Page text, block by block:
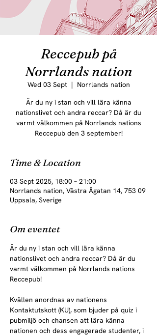
Reccepub på
Norrlands nation
Wed 03 Sept
  |
Norrlands nation
Är du ny i stan och vill lära känna
nationslivet och andra reccar? Då är du
varmt välkommen på Norrlands nations
Reccepub den 3 september!
Time & Location
03 Sept 2025, 18:00 – 21:00
Norrlands nation, Västra Ågatan 14, 753 09
Uppsala, Sverige
Om eventet
Är du ny i stan och vill lära känna
nationslivet och andra reccar? Då är du
varmt välkommen på Norrlands nations
Reccepub!
Kvällen anordnas av nationens
Kontaktutskott (KU), som bjuder på quiz i
pubmiljö och chansen att lära känna
nationen och dess engagerade studenter, i